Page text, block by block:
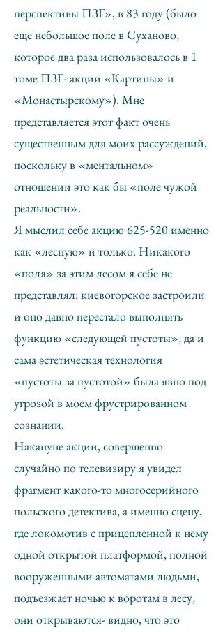
перспективы ПЗГ», в 83 году (было
еще небольшое поле в Суханово,
которое два раза использовалось в 1
томе ПЗГ- акции «Картины» и
«Монастырскому»). Мне
представляется этот факт очень
существенным для моих рассуждений,
поскольку в «ментальном»
отношении это как бы «поле чужой
реальности».
Я мыслил себе акцию 625-520 именно
как «лесную» и только. Никакого
«поля» за этим лесом я себе не
представлял: киевогорское застроили
и оно давно перестало выполнять
функцию «следующей пустоты», да и
сама эстетическая технология
«пустоты за пустотой» была явно под
угрозой в моем фрустрированном
сознании.
Накануне акции, совершенно
случайно по телевизиру я увидел
фрагмент какого-то многосерийного
польского детектива, а именно сцену,
где локомотив с прицепленной к нему
одной открытой платформой, полной
вооруженными автоматами людьми,
подъезжает ночью к воротам в лесу,
они открываются- видно, что это